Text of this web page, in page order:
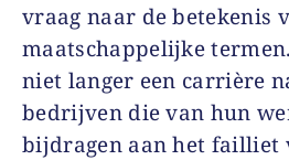
vraag naar de betekenis
maatschappelijke
niet langer een carrière
bedrijven die van hun
bijdragen aan het failliet